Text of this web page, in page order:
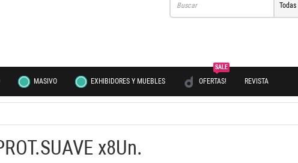
MASIVO EXHIBIDORES Y MUEBLES
SALE
OFERTAS! REVISTA
x8Un.